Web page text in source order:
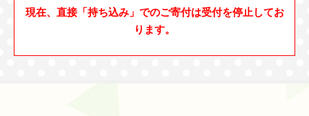
現在、直接「持ち込み」でのご寄付は受付を停止してお
ります。